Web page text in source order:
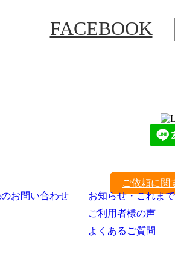
FACEBOOK
ご依頼に関
お問い合わせ
お知らせ・これま
ご利用者様の声
よくあるご質問